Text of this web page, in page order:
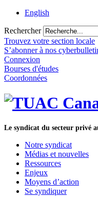
English
Rechercher
Trouvez votre section locale
S’abonner à nos
Connexion
Bourses d'études
Coordonnées
Le syndicat du secteur privé
Notre syndicat
Médias et nouvelles
Ressources
Enjeux
Moyens d’action
Se syndiquer